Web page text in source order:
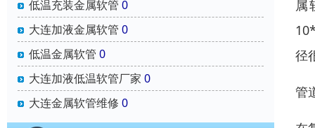
低温充装金属软管 0
大连加液金属软管 0
低温金属软管 0
大连加液低温软管厂家 0
大连金属软管维修 0
属
径
管